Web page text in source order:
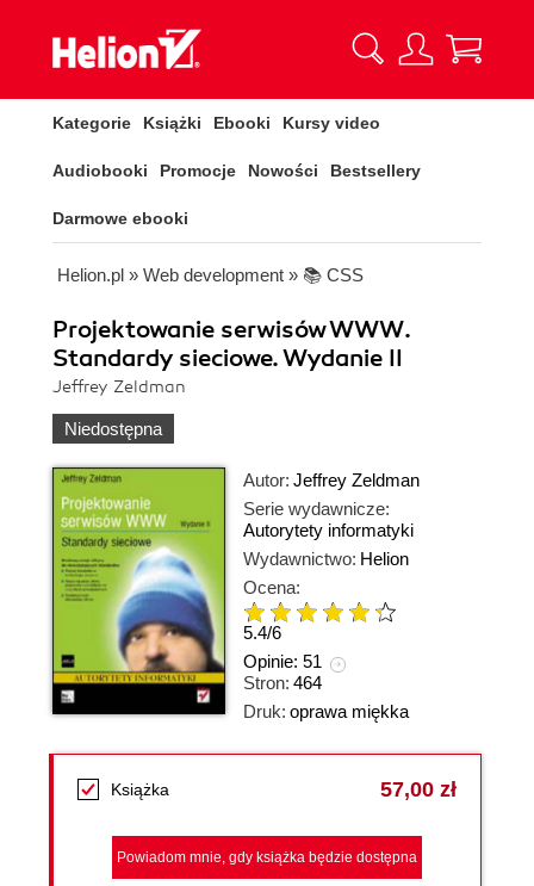
Kategorie Książki Ebooki Kursy video
Audiobooki Promocje Nowości Bestsellery
Darmowe ebooki
Helion.pl » Web development » 📚 CSS
Projektowanie serwisów WWW.
Standardy sieciowe. Wydanie II
Jeffrey Zeldman
Niedostępna
Autor: Jeffrey Zeldman
Serie wydawnicze:
Autorytety informatyki
Wydawnictwo: Helion
Ocena:
5.4/6
Opinie: 51
Stron: 464
Druk: oprawa miękka
Książka 57,00 zł
Powiadom mnie, gdy książka będzie dostępna